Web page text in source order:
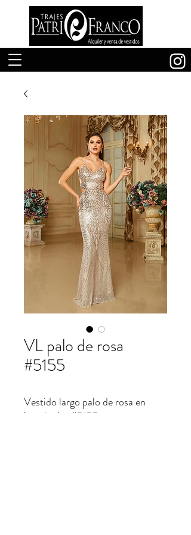
VL palo de rosa
#5155
Vestido largo palo de rosa en
lentejuelas #5155